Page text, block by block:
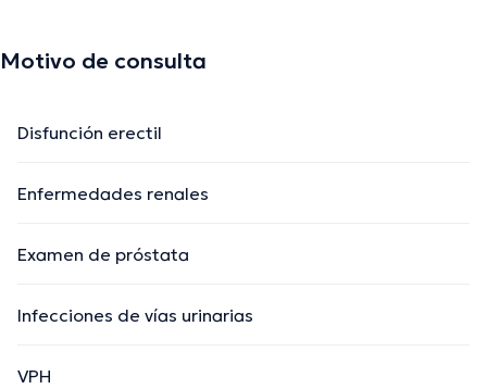
Motivo de consulta
Disfunción erectil
Enfermedades renales
Examen de próstata
Infecciones de vías urinarias
VPH